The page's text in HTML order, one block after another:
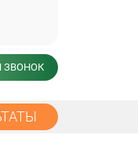
ЗВОНОК